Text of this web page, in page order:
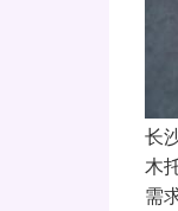
长
木
需